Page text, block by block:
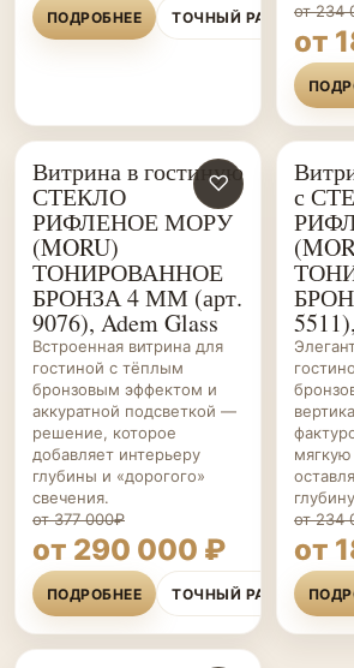
ПОДРОБНЕЕ ТОЧНЫЙ РАСЧЁТот 234
от
ГОСТИНЫЕ НА ЗАКАЗ
♡
Витрина в гостиную
СТЕКЛО
РИФЛЕНОЕ МОРУ
(MORU)
ТОНИРОВАННОЕ
БРОНЗА 4 ММ (арт.
9076), Adem Glass
Встроенная витрина для
гостиной с тёплым
бронзовым эффектом и
аккуратной подсветкой —
решение, которое
добавляет интерьеру
глубины и «дорогого»
свечения.
от 377 000₽
от 290 000 ₽
ПОДРОБНЕЕ ТОЧНЫЙ РАСЧЁТ
с
мягкую
от 234
от